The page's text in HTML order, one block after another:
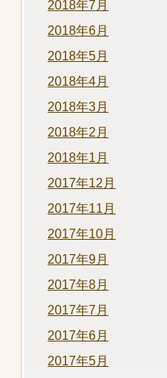
2018年7月
2018年6月
2018年5月
2018年4月
2018年3月
2018年2月
2018年1月
2017年12月
2017年11月
2017年10月
2017年9月
2017年8月
2017年7月
2017年6月
2017年5月